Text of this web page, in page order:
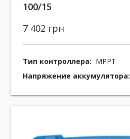
100/15
7 402 грн
Тип контроллера: MPPT
Напряжение аккумулятора: